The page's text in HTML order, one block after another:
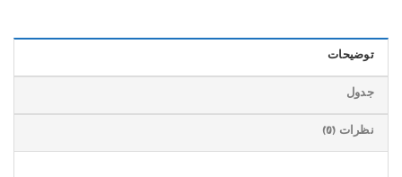
توضیحات
جدول
نظرات (0)